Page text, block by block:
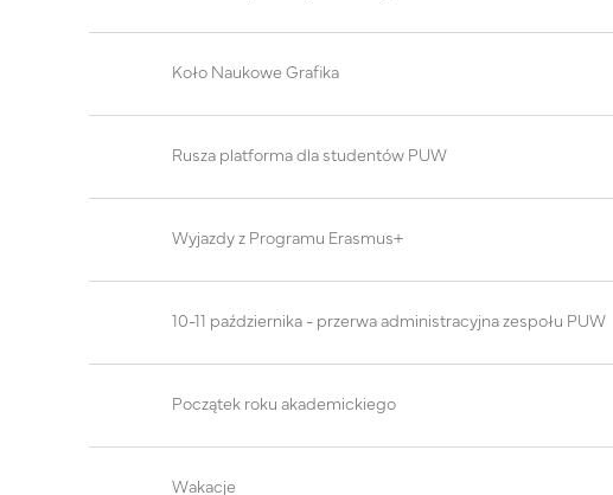
Koło Naukowe Grafika
Rusza platforma dla studentów PUW
Wyjazdy z Programu Erasmus+
10-11 października - przerwa administracyjna zespołu PUW
Początek roku akademickiego
Wakacje